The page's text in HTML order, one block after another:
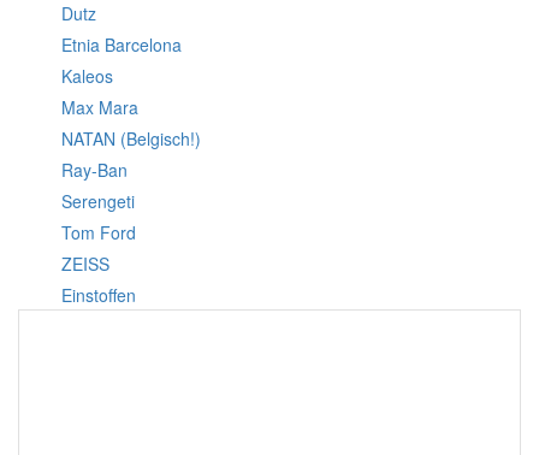
Dutz
Etnia Barcelona
Kaleos
Max Mara
NATAN (Belgisch!)
Ray-Ban
Serengeti
Tom Ford
ZEISS
Einstoffen